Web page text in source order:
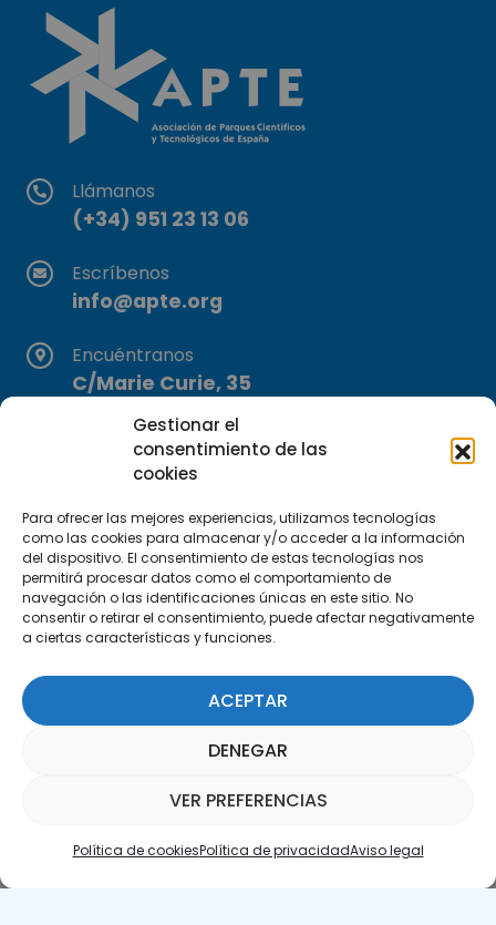
Gestionar el
consentimiento de las
cookies
Para ofrecer las mejores experiencias, utilizamos tecnologías
como las cookies para almacenar y/o acceder a la información
del dispositivo. El consentimiento de estas tecnologías nos
permitirá procesar datos como el comportamiento de
navegación o las identificaciones únicas en este sitio. No
consentir o retirar el consentimiento, puede afectar negativamente
a ciertas características y funciones.
ACEPTAR
DENEGAR
VER PREFERENCIAS
Política de cookiesPolítica de privacidadAviso legal
Llámanos
(+34) 951 23 13 06
Escríbenos
info@apte.org
Encuéntranos
C/Marie Curie, 35
29590 Campanillas, Málaga
Suscríbete a nuestra Newsletter
SUSCRÍBETE AQUÍ